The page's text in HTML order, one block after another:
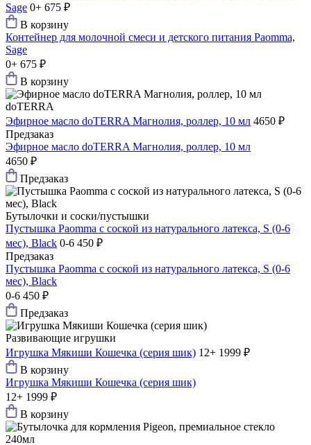
Sage 0+ 675 ₽
В корзину
Контейнер для молочной смеси и детского питания Paomma,
Sage
0+ 675 ₽
В корзину
doTERRA
Эфирное масло doTERRA Магнолия, роллер, 10 мл 4650 ₽
Предзаказ
Эфирное масло doTERRA Магнолия, роллер, 10 мл
4650 ₽
Предзаказ
Бутылочки и соски/пустышки
Пустышка Paomma с соской из натурального латекса, S (0-6
мес), Black 0-6 450 ₽
Предзаказ
Пустышка Paomma с соской из натурального латекса, S (0-6
мес), Black
0-6 450 ₽
Предзаказ
Развивающие игрушки
Игрушка Мякиши Кошечка (серия шик) 12+ 1999 ₽
В корзину
Игрушка Мякиши Кошечка (серия шик)
12+ 1999 ₽
В корзину